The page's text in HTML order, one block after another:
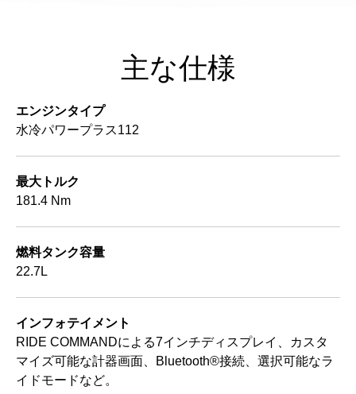
主な仕様
エンジンタイプ
水冷パワープラス112
最大トルク
181.4 Nm
燃料タンク容量
22.7L
インフォテイメント
RIDE COMMANDによる7インチディスプレイ、カスタ
マイズ可能な計器画面、Bluetooth®接続、選択可能なラ
イドモードなど。